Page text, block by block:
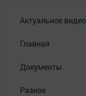
Актуальное видео
Главная
Документы
Разное